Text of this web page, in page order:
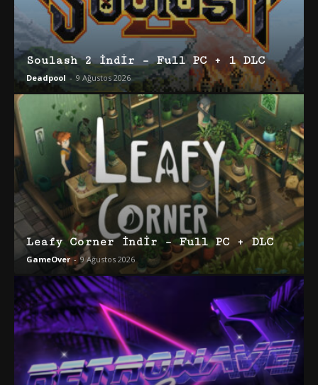
Soulash 2 İndir – Full PC + 1 DLC
Deadpool - 9 Ağustos 2026
Leafy Corner İndir – Full PC + DLC
GameOver - 9 Ağustos 2026